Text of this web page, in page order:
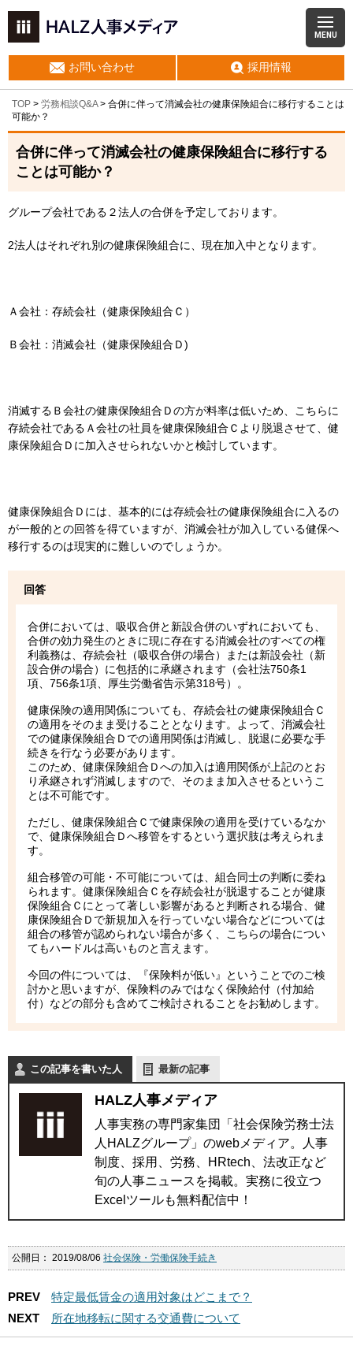
MENU
お問い合わせ 採用情報
TOP > 労務相談Q&A> 合併に伴って消滅会社の健康保険組合に移行することは
可能か？
合併に伴って消滅会社の健康保険組合に移行する
ことは可能か？
グループ会社である２法人の合併を予定しております。
2法人はそれぞれ別の健康保険組合に、現在加入中となります。
Ａ会社：存続会社（健康保険組合Ｃ）
Ｂ会社：消滅会社（健康保険組合Ｄ)
消滅するＢ会社の健康保険組合Ｄの方が料率は低いため、こちらに
存続会社であるＡ会社の社員を健康保険組合Ｃより脱退させて、健
康保険組合Ｄに加入させられないかと検討しています。
健康保険組合Ｄには、基本的には存続会社の健康保険組合に入るの
が一般的との回答を得ていますが、消滅会社が加入している健保へ
移行するのは現実的に難しいのでしょうか。
回答
合併においては、吸収合併と新設合併のいずれにおいても、
合併の効力発生のときに現に存在する消滅会社のすべての権
利義務は、存続会社（吸収合併の場合）または新設会社（新
設合併の場合）に包括的に承継されます（会社法750条1
項、756条1項、厚生労働省告示第318号）。
健康保険の適用関係についても、存続会社の健康保険組合Ｃ
の適用をそのまま受けることとなります。よって、消滅会社
での健康保険組合Ｄでの適用関係は消滅し、脱退に必要な手
続きを行なう必要があります。
このため、健康保険組合Ｄへの加入は適用関係が上記のとお
り承継されず消滅しますので、そのまま加入させるというこ
とは不可能です。
ただし、健康保険組合Ｃで健康保険の適用を受けているなか
で、健康保険組合Ｄへ移管をするという選択肢は考えられま
す。
組合移管の可能・不可能については、組合同士の判断に委ね
られます。健康保険組合Ｃを存続会社が脱退することが健康
保険組合Ｃにとって著しい影響があると判断される場合、健
康保険組合Ｄで新規加入を行っていない場合などについては
組合の移管が認められない場合が多く、こちらの場合につい
てもハードルは高いものと言えます。
今回の件については、『保険料が低い』ということでのご検
討かと思いますが、保険料のみではなく保険給付（付加給
付）などの部分も含めてご検討されることをお勧めします。
この記事を書いた人 最新の記事
HALZ人事メディア
人事実務の専門家集団「社会保険労務士法
人HALZグループ」のwebメディア。人事
制度、採用、労務、HRtech、法改正など
旬の人事ニュースを掲載。実務に役立つ
Excelツールも無料配信中！
公開日： 2019/08/06 社会保険・労働保険手続き
PREV
特定最低賃金の適用対象はどこまで？
NEXT
所在地移転に関する交通費について